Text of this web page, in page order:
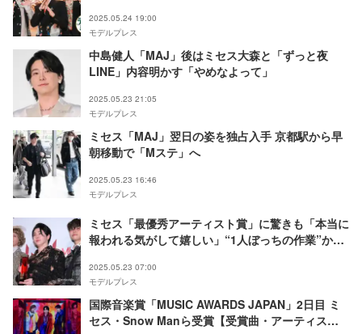
2025.05.24 19:00
モデルプレス
中島健人「MAJ」後はミセス大森と「ずっと夜
LINE」内容明かす「やめなよって」
2025.05.23 21:05
モデルプレス
ミセス「MAJ」翌日の姿を独占入手 京都駅から早
朝移動で「Mステ」へ
2025.05.23 16:46
モデルプレス
ミセス「最優秀アーティスト賞」に驚きも「本当に
報われる気がして嬉しい」“1人ぼっちの作業”から
2025.05.23 07:00
モデルプレス
国際音楽賞「MUSIC AWARDS JAPAN」2日目 ミ
セス・Snow Manら受賞【受賞曲・アーティスト